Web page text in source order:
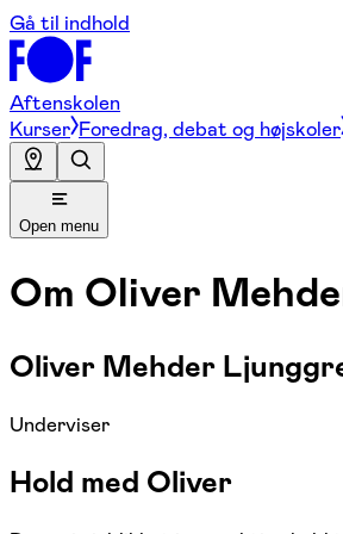
Gå til indhold
Aftenskolen
Kurser Foredrag, debat og højskoler
Open menu
Om Oliver
Oliver Mehder
Underviser
Hold med Oliver